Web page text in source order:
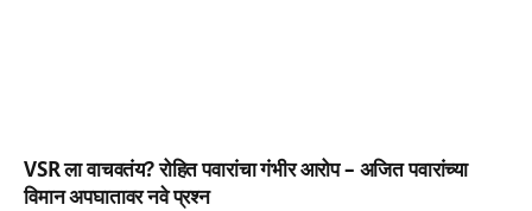
VSR ला वाचवतंय? रोहित पवारांचा गंभीर आरोप – अजित पवारांच्या
विमान अपघातावर नवे प्रश्न